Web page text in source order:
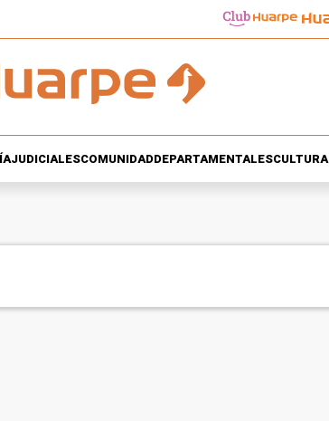
JUDICIALESCOMUNIDADDEPARTAMENTALESCULTURA